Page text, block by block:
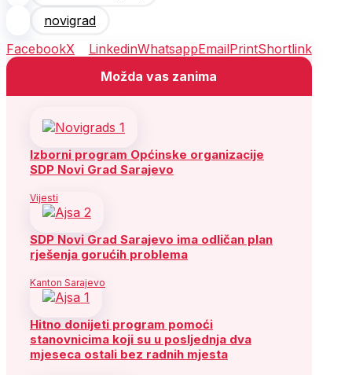
novigrad
FacebookX LinkedinWhatsappEmailPrintShortlink
Možda vas zanima
Izborni program Općinske organizacije
SDP Novi Grad Sarajevo
Vijesti
SDP Novi Grad Sarajevo ima odličan plan
rješenja gorućih problema
Kanton Sarajevo
Hitno donijeti program pomoći
stanovnicima koji su u posljednja dva
mjeseca ostali bez radnih mjesta